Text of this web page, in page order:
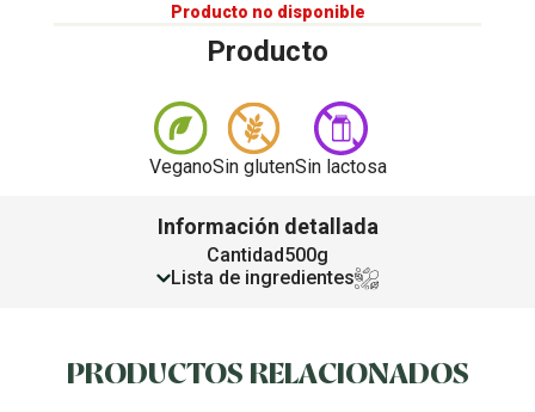
Producto no disponible
Producto
VeganoSin glutenSin lactosa
Información detallada
Cantidad500g
Lista de ingredientes
PRODUCTOS RELACIONADOS